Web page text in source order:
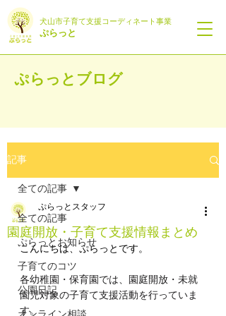
犬山市子育て支援コーディネート事業
ぷらっと
ぷらっとブログ
記事
全ての記事
ぷらっとお知らせ
子育てのコツ
公園日記
全ての記事
園庭開放・子育て支援情報まとめ
ぷらっとスタッフ
こんにちは、ぷらっとです。
各幼稚園・保育園では、園庭開放・未就
園児対象の子育て支援活動を行っていま
す。